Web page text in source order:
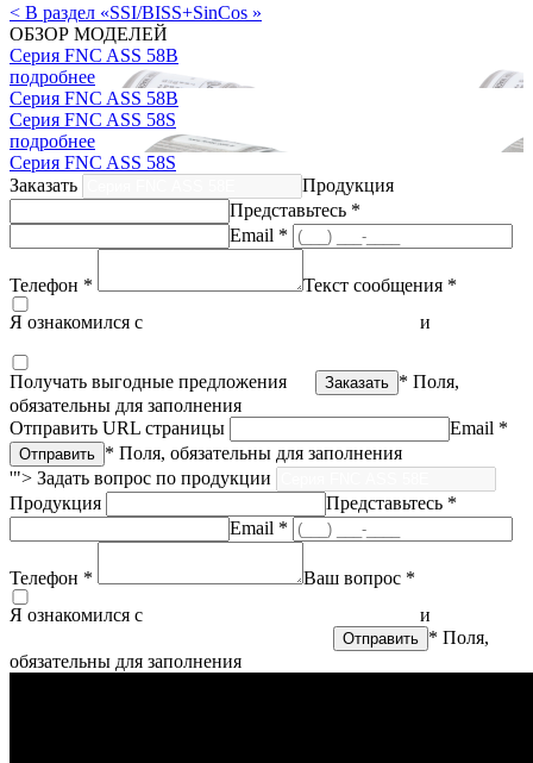
< В раздел «SSI/BISS+SinCos »
ОБЗОР МОДЕЛЕЙ
Серия FNC ASS 58B
подробнее
Серия FNC ASS 58B
Серия FNC ASS 58S
подробнее
Серия FNC ASS 58S
Заказать
Продукция
Представьтесь *
Email *
Телефон *
Текст сообщения *
Я ознакомился с
и
Получать выгодные предложения
* Поля,
обязательны для заполнения
Отправить URL страницы
Email *
* Поля, обязательны для заполнения
'"> Задать вопрос по продукции
Продукция
Представьтесь *
Email *
Телефон *
Ваш вопрос *
Я ознакомился с
и
* Поля,
обязательны для заполнения